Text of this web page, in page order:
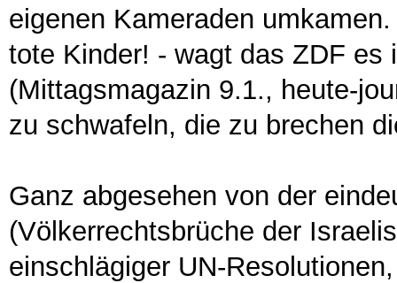
eigenen Kameraden
tote Kinder! - wagt das ZDF
(Mittagsmagazin 9.1., heute-
zu schwafeln, die zu brechen
Ganz abgesehen von der
(Völkerrechtsbrüche der
einschlägiger UN-